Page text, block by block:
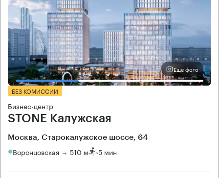
Еще фото
БЕЗ КОМИССИИ
Бизнес-центр
STONE Калужская
Москва, Старокалужское шоссе, 64
Воронцовская → 510 м ~5 мин